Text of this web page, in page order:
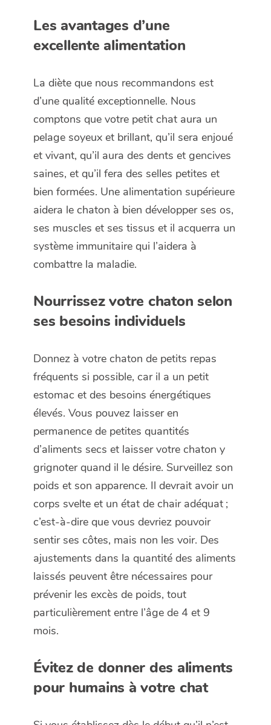
Les avantages d’une
excellente alimentation
La diète que nous recommandons est
d’une qualité exceptionnelle. Nous
comptons que votre petit chat aura un
pelage soyeux et brillant, qu’il sera enjoué
et vivant, qu’il aura des dents et gencives
saines, et qu’il fera des selles petites et
bien formées. Une alimentation supérieure
aidera le chaton à bien développer ses os,
ses muscles et ses tissus et il acquerra un
système immunitaire qui l’aidera à
combattre la maladie.
Nourrissez votre chaton selon
ses besoins individuels
Donnez à votre chaton de petits repas
fréquents si possible, car il a un petit
estomac et des besoins énergétiques
élevés. Vous pouvez laisser en
permanence de petites quantités
d’aliments secs et laisser votre chaton y
grignoter quand il le désire. Surveillez son
poids et son apparence. Il devrait avoir un
corps svelte et un état de chair adéquat ;
c’est-à-dire que vous devriez pouvoir
sentir ses côtes, mais non les voir. Des
ajustements dans la quantité des aliments
laissés peuvent être nécessaires pour
prévenir les excès de poids, tout
particulièrement entre l’âge de 4 et 9
mois.
Évitez de donner des aliments
pour humains à votre chat